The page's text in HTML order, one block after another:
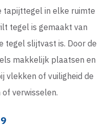
tapijttegel in elke ruimte
tegel is gemaakt van
tegel slijtvast is. Door de
makkelijk plaatsen en
vlekken of vuiligheid de
verwisselen.
9